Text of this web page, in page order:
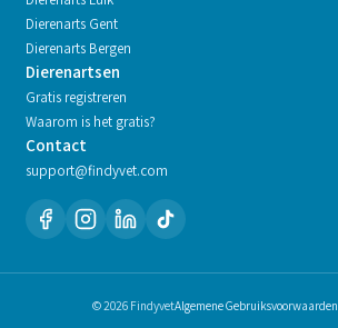
Dierenarts Gent
Dierenarts Bergen
Dierenartsen
Gratis registreren
Waarom is het gratis?
Contact
support@findyvet.com
© 2026 FindyvetAlgemene Gebruiksvoorwaarden